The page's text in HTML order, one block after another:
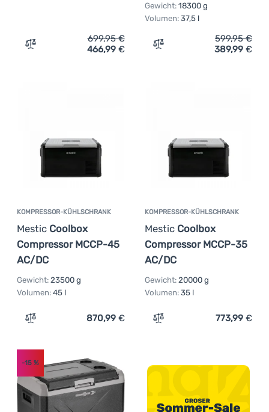
Zum Vergleich 'Kompressor-Kühlschrank Outwell Arctic
699,95€
466,99 €
Gewicht: 18300 g
Volumen: 37,5 l
Zum Vergleich
599,95€
389,99 €
KOMPRESSOR-KÜHLSCHRANK
Mestic Coolbox
Compressor MCCP-45
AC/DC
Gewicht: 23500 g
Volumen: 45 l
Zum Vergleich 'Kompressor-Kühlschrank Mestic
870,99 €
KOMPRESSOR-KÜHLSCHRANK
Mestic Coolbox
Compressor MCCP-35
AC/DC
Gewicht: 20000 g
Volumen: 35 l
Zum Vergleich
773,99 €
-15 %